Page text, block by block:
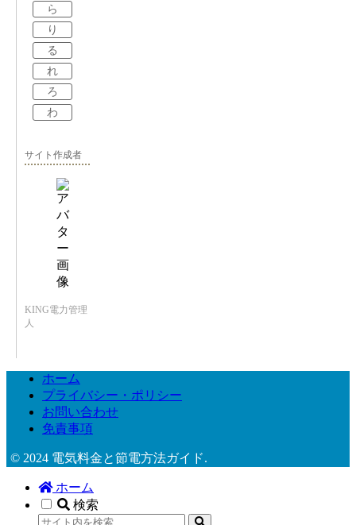
ら
り
る
れ
ろ
わ
サイト作成者
KING電力管理
人
ホーム
プライバシー・ポリシー
お問い合わせ
免責事項
© 2024 電気料金と節電方法ガイド.
ホーム
検索